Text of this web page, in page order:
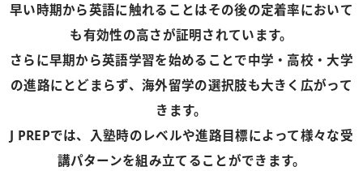
早い時期から英語に触れることはその後の定着率において
も有効性の高さが証明されています。
さらに早期から英語学習を始めることで中学・高校・大学
の進路にとどまらず、海外留学の選択肢も大きく広がって
きます。
J PREPでは、入塾時のレベルや進路目標によって様々な受
講パターンを組み立てることができます。